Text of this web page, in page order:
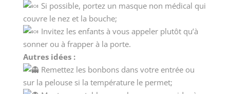
Si possible, portez un masque non médical qui
couvre le nez et la bouche;
Invitez les enfants à vous appeler plutôt qu’à
sonner ou à frapper à la porte.
Autres idées :
Remettez les bonbons dans votre entrée ou
sur la pelouse si la température le permet;